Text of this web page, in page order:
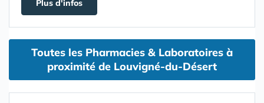
Plus d'infos
Toutes les Pharmacies & Laboratoires à
proximité de Louvigné-du-Désert